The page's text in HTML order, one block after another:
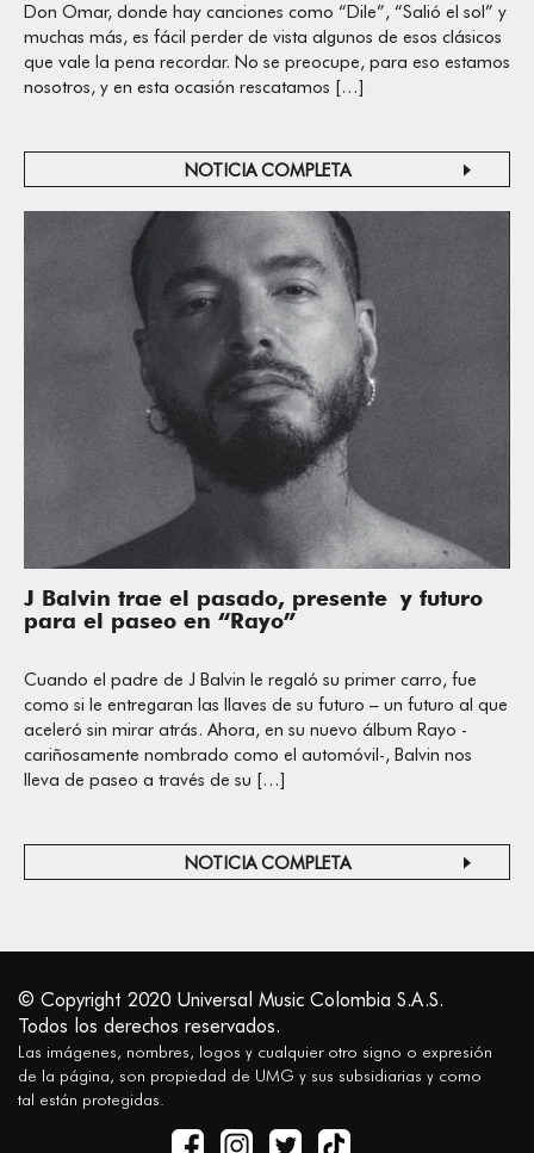
Don Omar, donde hay canciones como “Dile”, “Salió el sol” y
muchas más, es fácil perder de vista algunos de esos clásicos
que vale la pena recordar. No se preocupe, para eso estamos
nosotros, y en esta ocasión rescatamos […]
NOTICIA COMPLETA
J Balvin trae el pasado, presente y futuro
para el paseo en “Rayo”
Cuando el padre de J Balvin le regaló su primer carro, fue
como si le entregaran las llaves de su futuro – un futuro al que
aceleró sin mirar atrás. Ahora, en su nuevo álbum Rayo -
cariñosamente nombrado como el automóvil-, Balvin nos
lleva de paseo a través de su […]
NOTICIA COMPLETA
© Copyright 2020 Universal Music Colombia S.A.S.
Todos los derechos reservados.
Las imágenes, nombres, logos y cualquier otro signo o expresión
de la página, son propiedad de UMG y sus subsidiarias y como
tal están protegidas.